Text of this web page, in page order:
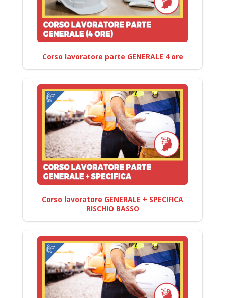
Corso lavoratore parte GENERALE 4 ore
Corso lavoratore GENERALE + SPECIFICA
RISCHIO BASSO